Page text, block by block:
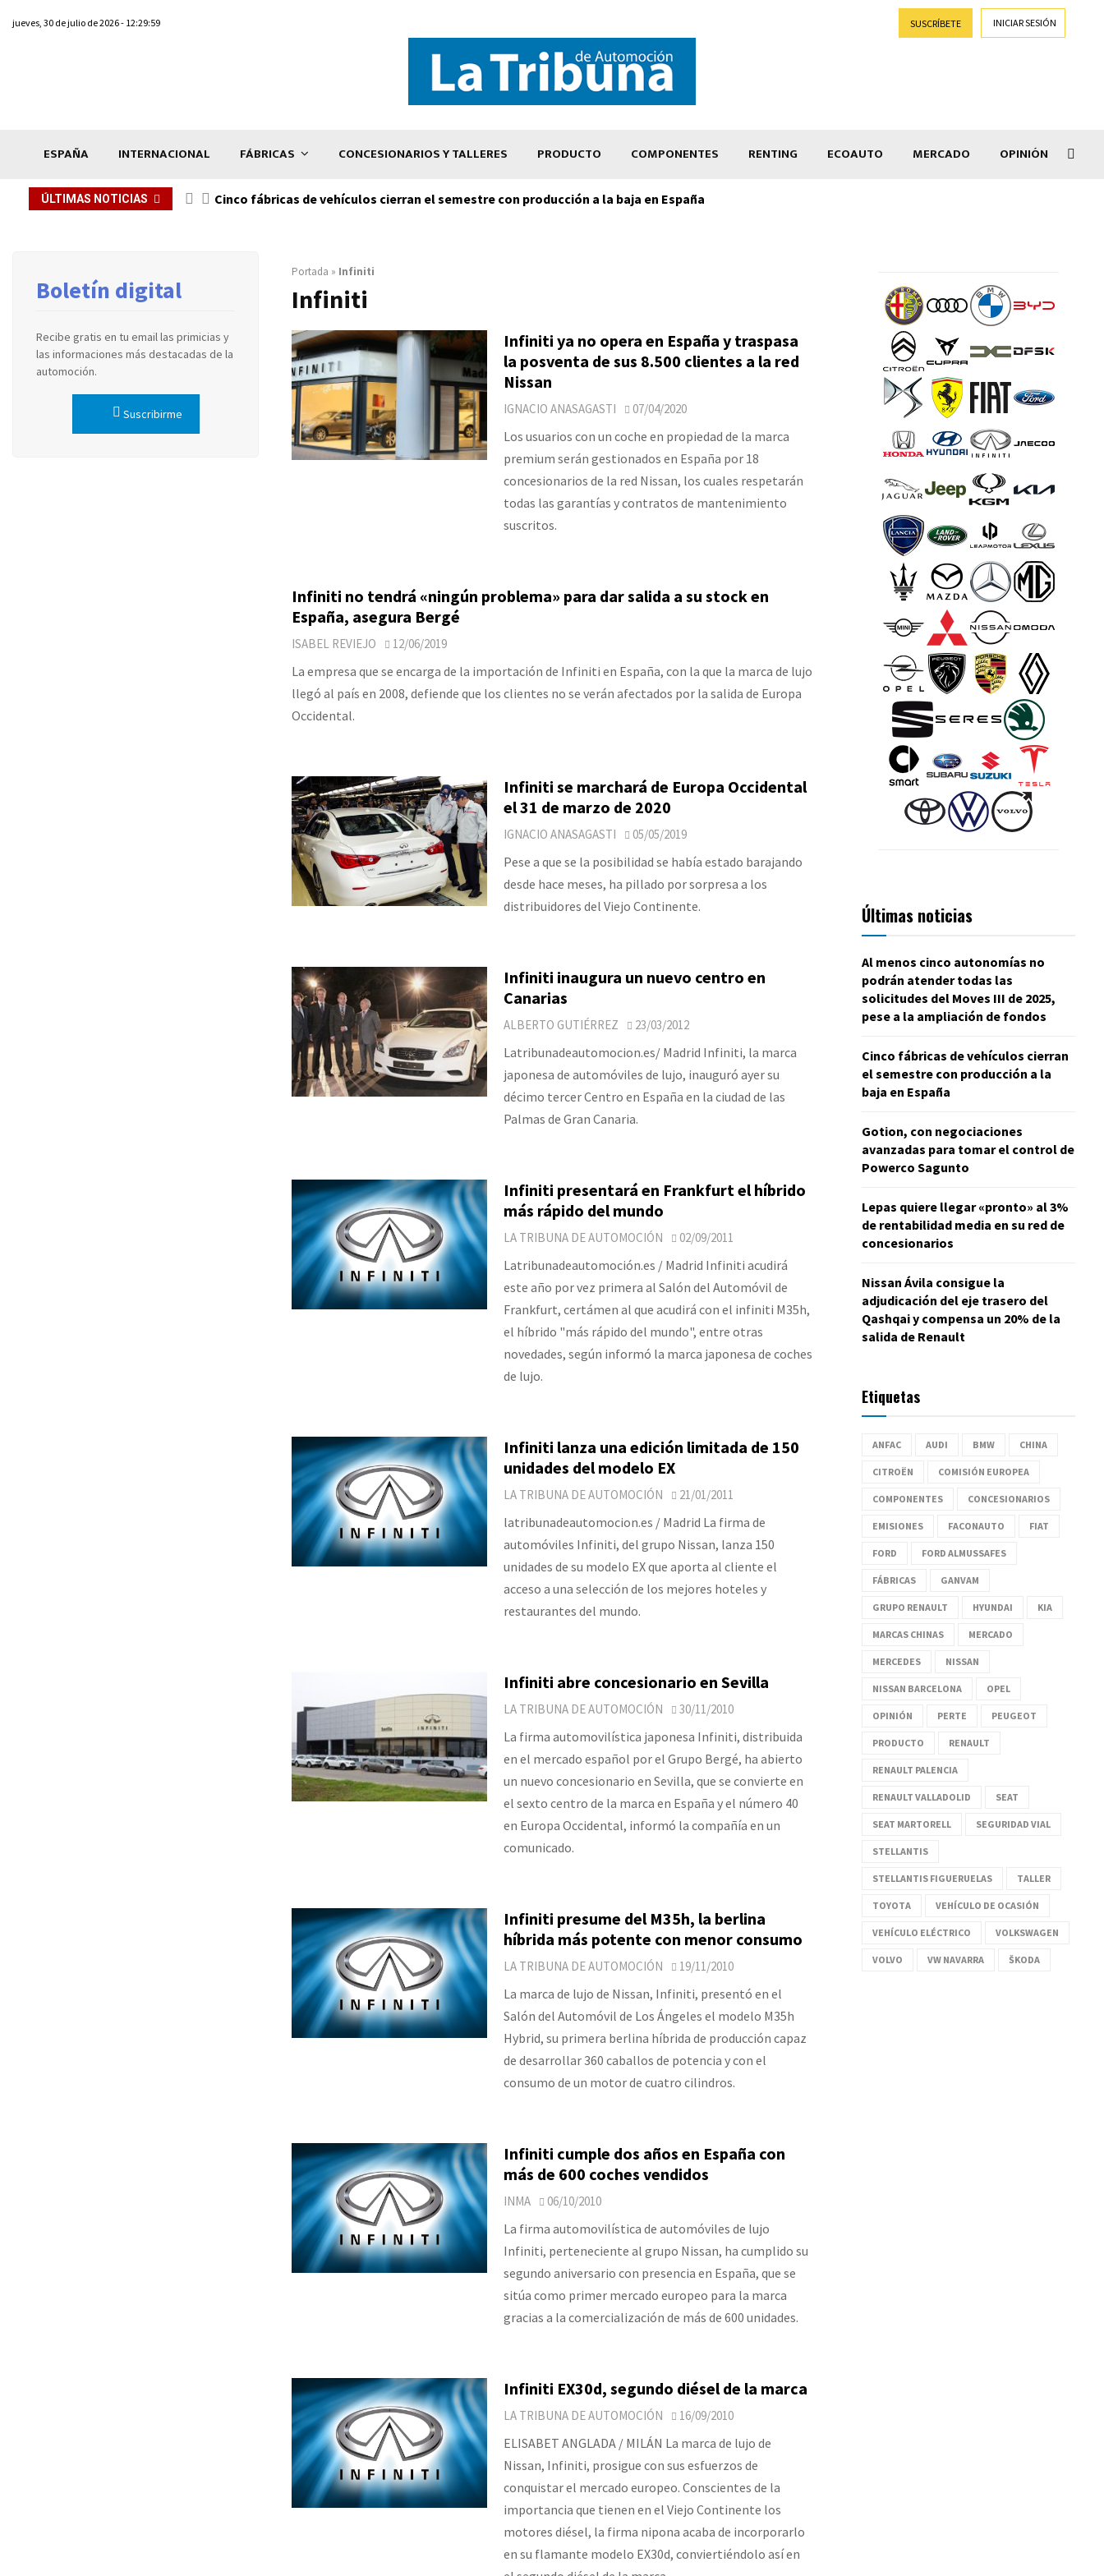
jueves, 30 de julio de 2026 - 12:29:59 SUSCRÍBETE INICIAR SESIÓN
ESPAÑA INTERNACIONAL FÁBRICAS CONCESIONARIOS Y TALLERES PRODUCTO COMPONENTES RENTING ECOAUTO MERCADO OPINIÓN
ÚLTIMAS NOTICIAS Cinco fábricas de vehículos cierran el semestre con producción a la baja en España
Portada » Infiniti
Infiniti
Infiniti ya no opera en España y traspasa
la posventa de sus 8.500 clientes a la red
Nissan
IGNACIO ANASAGASTI 07/04/2020
Los usuarios con un coche en propiedad de la marca
premium serán gestionados en España por 18
concesionarios de la red Nissan, los cuales respetarán
todas las garantías y contratos de mantenimiento
suscritos.
Infiniti no tendrá «ningún problema» para dar salida a su stock en
España, asegura Bergé
ISABEL REVIEJO 12/06/2019
La empresa que se encarga de la importación de Infiniti en España, con la que la marca de lujo
llegó al país en 2008, defiende que los clientes no se verán afectados por la salida de Europa
Occidental.
Infiniti se marchará de Europa Occidental
el 31 de marzo de 2020
IGNACIO ANASAGASTI 05/05/2019
Pese a que se la posibilidad se había estado barajando
desde hace meses, ha pillado por sorpresa a los
distribuidores del Viejo Continente.
Infiniti inaugura un nuevo centro en
Canarias
ALBERTO GUTIÉRREZ 23/03/2012
Latribunadeautomocion.es/ Madrid Infiniti, la marca
japonesa de automóviles de lujo, inauguró ayer su
décimo tercer Centro en España en la ciudad de las
Palmas de Gran Canaria.
Infiniti presentará en Frankfurt el híbrido
más rápido del mundo
LA TRIBUNA DE AUTOMOCIÓN 02/09/2011
Latribunadeautomoción.es / Madrid Infiniti acudirá
este año por vez primera al Salón del Automóvil de
Frankfurt, certámen al que acudirá con el infiniti M35h,
el híbrido "más rápido del mundo", entre otras
novedades, según informó la marca japonesa de coches
de lujo.
Infiniti lanza una edición limitada de 150
unidades del modelo EX
LA TRIBUNA DE AUTOMOCIÓN 21/01/2011
latribunadeautomocion.es / Madrid La firma de
automóviles Infiniti, del grupo Nissan, lanza 150
unidades de su modelo EX que aporta al cliente el
acceso a una selección de los mejores hoteles y
restaurantes del mundo.
Infiniti abre concesionario en Sevilla
LA TRIBUNA DE AUTOMOCIÓN 30/11/2010
La firma automovilística japonesa Infiniti, distribuida
en el mercado español por el Grupo Bergé, ha abierto
un nuevo concesionario en Sevilla, que se convierte en
el sexto centro de la marca en España y el número 40
en Europa Occidental, informó la compañía en un
comunicado.
Infiniti presume del M35h, la berlina
híbrida más potente con menor consumo
LA TRIBUNA DE AUTOMOCIÓN 19/11/2010
La marca de lujo de Nissan, Infiniti, presentó en el
Salón del Automóvil de Los Ángeles el modelo M35h
Hybrid, su primera berlina híbrida de producción capaz
de desarrollar 360 caballos de potencia y con el
consumo de un motor de cuatro cilindros.
Infiniti cumple dos años en España con
más de 600 coches vendidos
INMA 06/10/2010
La firma automovilística de automóviles de lujo
Infiniti, perteneciente al grupo Nissan, ha cumplido su
segundo aniversario con presencia en España, que se
sitúa como primer mercado europeo para la marca
gracias a la comercialización de más de 600 unidades.
Infiniti EX30d, segundo diésel de la marca
LA TRIBUNA DE AUTOMOCIÓN 16/09/2010
ELISABET ANGLADA / MILÁN La marca de lujo de
Nissan, Infiniti, prosigue con sus esfuerzos de
conquistar el mercado europeo. Conscientes de la
importancia que tienen en el Viejo Continente los
motores diésel, la firma nipona acaba de incorporarlo
en su flamante modelo EX30d, conviertiéndolo así en
Boletín digital
Recibe gratis en tu email las primicias y
las informaciones más destacadas de la
automoción.
Suscribirme
Últimas noticias
Al menos cinco autonomías no
podrán atender todas las
solicitudes del Moves III de 2025,
pese a la ampliación de fondos
Cinco fábricas de vehículos cierran
el semestre con producción a la
baja en España
Gotion, con negociaciones
avanzadas para tomar el control de
Powerco Sagunto
Lepas quiere llegar «pronto» al 3%
de rentabilidad media en su red de
concesionarios
Nissan Ávila consigue la
adjudicación del eje trasero del
Qashqai y compensa un 20% de la
salida de Renault
Etiquetas
ANFAC AUDI BMW CHINA
CITROËN COMISIÓN EUROPEA
COMPONENTES CONCESIONARIOS
EMISIONES FACONAUTO FIAT
FORD FORD ALMUSSAFES
FÁBRICAS GANVAM
GRUPO RENAULT HYUNDAI KIA
MARCAS CHINAS MERCADO
MERCEDES NISSAN
NISSAN BARCELONA OPEL
OPINIÓN PERTE PEUGEOT
PRODUCTO RENAULT
RENAULT PALENCIA
RENAULT VALLADOLID SEAT
SEAT MARTORELL SEGURIDAD VIAL
STELLANTIS
STELLANTIS FIGUERUELAS TALLER
TOYOTA VEHÍCULO DE OCASIÓN
VEHÍCULO ELÉCTRICO VOLKSWAGEN
VOLVO VW NAVARRA ŠKODA